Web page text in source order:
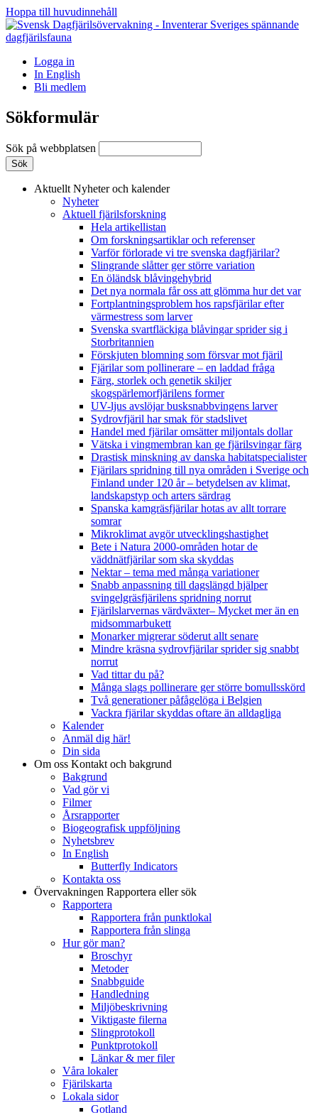
Hoppa till huvudinnehåll
Logga in
In English
Bli medlem
Sökformulär
Sök på webbplatsen
Aktuellt Nyheter och kalender
Nyheter
Aktuell fjärilsforskning
Hela artikellistan
Om forskningsartiklar och referenser
Varför förlorade vi tre svenska dagfjärilar?
Slingrande slåtter ger större variation
En öländsk blåvingehybrid
Det nya normala får oss att glömma hur det var
Fortplantningsproblem hos rapsfjärilar efter
värmestress som larver
Svenska svartfläckiga blåvingar sprider sig i
Storbritannien
Förskjuten blomning som försvar mot fjäril
Fjärilar som pollinerare – en laddad fråga
Färg, storlek och genetik skiljer
skogspärlemorfjärilens former
UV-ljus avslöjar busksnabbvingens larver
Sydrovfjäril har smak för stadslivet
Handel med fjärilar omsätter miljontals dollar
Vätska i vingmembran kan ge fjärilsvingar färg
Drastisk minskning av danska habitatspecialister
Fjärilars spridning till nya områden i Sverige och
Finland under 120 år– betydelsen av klimat,
landskapstyp och arters särdrag
Spanska kamgräsfjärilar hotas av allt torrare
somrar
Mikroklimat avgör utvecklingshastighet
Bete i Natura 2000-områden hotar de
väddnätfjärilar som ska skyddas
Nektar – tema med många variationer
Snabb anpassning till dagslängd hjälper
svingelgräsfjärilens spridning norrut
Fjärilslarvernas värdväxter– Mycket mer än en
midsommarbukett
Monarker migrerar söderut allt senare
Mindre kräsna sydrovfjärilar sprider sig snabbt
norrut
Vad tittar du på?
Många slags pollinerare ger större bomullsskörd
Två generationer påfågelöga i Belgien
Vackra fjärilar skyddas oftare än alldagliga
Kalender
Anmäl dig här!
Din sida
Om oss Kontakt och bakgrund
Bakgrund
Vad gör vi
Filmer
Årsrapporter
Biogeografisk uppföljning
Nyhetsbrev
In English
Butterfly Indicators
Kontakta oss
Övervakningen Rapportera eller sök
Rapportera
Rapportera från punktlokal
Rapportera från slinga
Hur gör man?
Broschyr
Metoder
Snabbguide
Handledning
Miljöbeskrivning
Viktigaste filerna
Slingprotokoll
Punktprotokoll
Länkar & mer filer
Våra lokaler
Fjärilskarta
Lokala sidor
Gotland